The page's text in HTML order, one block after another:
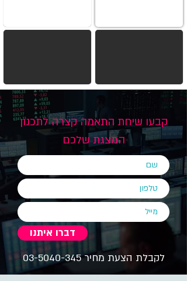
קבעו שיחת התאמה קצרה לתכנון
המצגת שלכם
דברו איתנו
לקבלת הצעת מחיר 03-5040-345